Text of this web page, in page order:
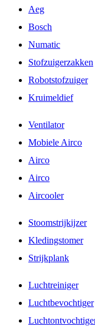
Aeg
Bosch
Numatic
Stofzuigerzakken
Robotstofzuiger
Kruimeldief
Ventilator
Mobiele Airco
Airco
Airco
Aircooler
Stoomstrijkijzer
Kledingstomer
Strijkplank
Luchtreiniger
Luchtbevochtiger